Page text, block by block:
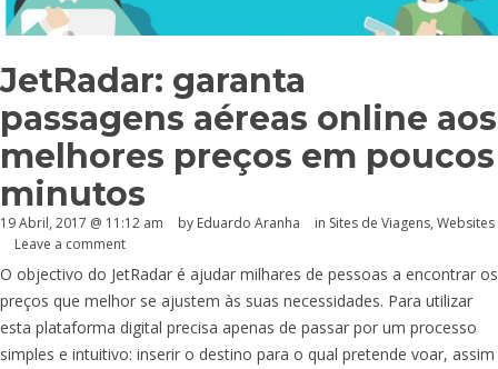
JetRadar: garanta
passagens aéreas online aos
melhores preços em poucos
minutos
19 Abril, 2017 @ 11:12 am by Eduardo Aranha in Sites de Viagens, Websites
Leave a comment
O objectivo do JetRadar é ajudar milhares de pessoas a encontrar os
preços que melhor se ajustem às suas necessidades. Para utilizar
esta plataforma digital precisa apenas de passar por um processo
simples e intuitivo: inserir o destino para o qual pretende voar, assim